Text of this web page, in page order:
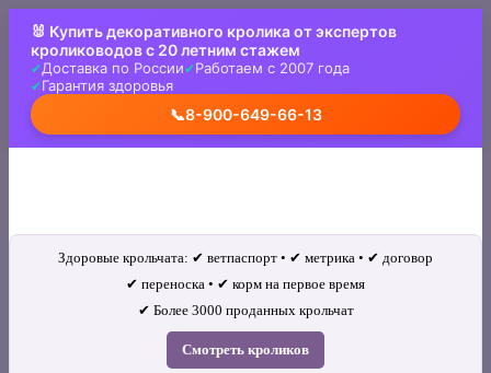
content
🐰 Купить декоративного кролика от экспертов
кролиководов с 20 летним стажем
Доставка по России
Работаем с 2007 года
Гарантия здоровья
📞8-900-649-66-13
Здоровые крольчата: ✔ ветпаспорт • ✔ метрика • ✔ договор
✔ переноска • ✔ корм на первое время
✔ Более 3000 проданных крольчат
Смотреть кроликов